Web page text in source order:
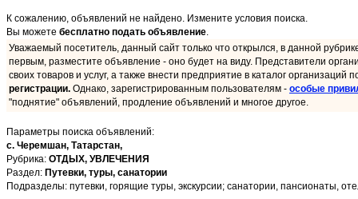
К сожалению, объявлений не найдено. Измените условия поиска.
Вы можете бесплатно подать объявление.
Уважаемый посетитель, данный сайт только что открылся, в данной
первым, разместите объявление - оно будет на виду. Представители
своих товаров и услуг, а также внести предприятие в каталог организаций
регистрации. Однако, зарегистрированным пользователям - особые
"поднятие" объявлений, продление объявлений и многое другое.
Параметры поиска объявлений:
с. Черемшан, Татарстан,
Рубрика: ОТДЫХ, УВЛЕЧЕНИЯ
Раздел: Путевки, туры, санатории
Подразделы: путевки, горящие туры, экскурсии; санатории, пансионаты,